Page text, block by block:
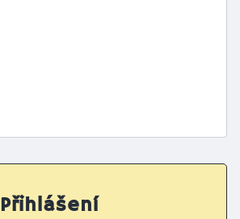
Přihlášení